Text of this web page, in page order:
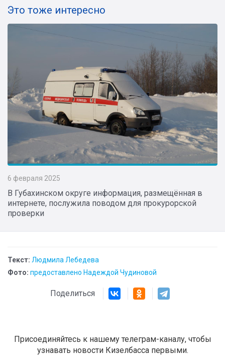
Это тоже интересно
6 февраля 2025
В Губахинском округе информация, размещённая в
интернете, послужила поводом для прокурорской
проверки
Текст: Людмила Лебедева
Фото: предоставлено Надеждой Чудиновой
Поделиться
Присоединяйтесь к нашему телеграм-каналу, чтобы
узнавать новости Кизелбасса первыми.